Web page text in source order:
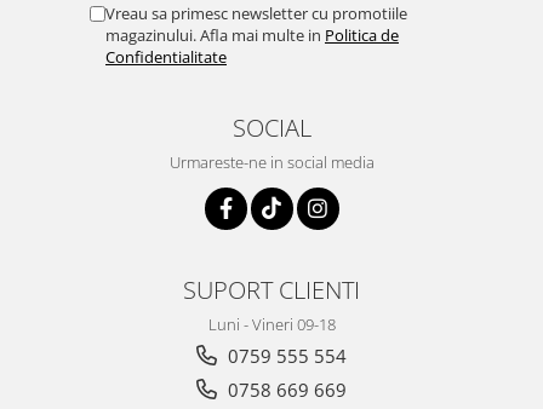
Vreau sa primesc newsletter cu promotiile
magazinului. Afla mai multe in Politica de
Confidentialitate
SOCIAL
Urmareste-ne in social media
SUPORT CLIENTI
Luni - Vineri 09-18
0759 555 554
0758 669 669